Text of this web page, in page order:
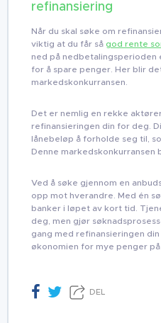
refinansiering
Når du skal søke om
viktig at du får så god rente
ned på
for å spare penger. Her blir
markedskonkurransen.
Det er nemlig en rekke
refinansieringen din for deg.
lånebeløp å forholde seg til,
Denne markedskonkurransen
Ved å søke gjennom en
opp mot hverandre. Med én
banker i løpet av kort tid.
deg, men gjør
gang med refinansieringen
økonomien for mye penger på
DEL